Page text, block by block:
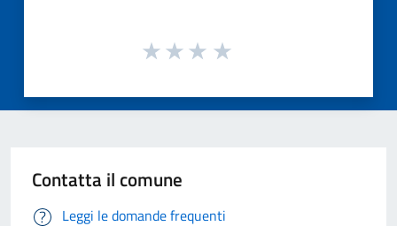
Contatta il comune
Leggi le domande frequenti